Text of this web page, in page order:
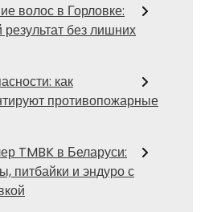
волос в Горловке:
результат без лишних
как
противопожарные
TMBK в Беларуси:
питбайки и эндуро с